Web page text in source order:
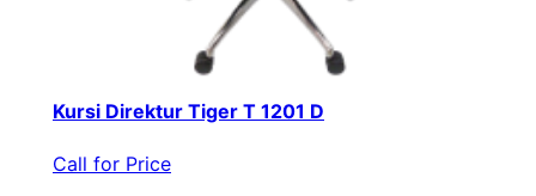
Kursi Direktur Tiger T 1201 D
Call for Price